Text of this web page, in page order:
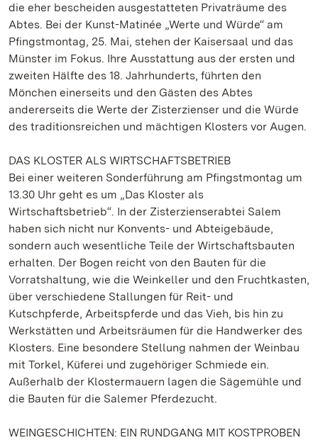
die eher bescheiden ausgestatteten Privaträume des
Abtes. Bei der Kunst-Matinée „Werte und Würde“ am
Pfingstmontag, 25. Mai, stehen der Kaisersaal und das
Münster im Fokus. Ihre Ausstattung aus der ersten und
zweiten Hälfte des 18. Jahrhunderts, führten den
Mönchen einerseits und den Gästen des Abtes
andererseits die Werte der Zisterzienser und die Würde
des traditionsreichen und mächtigen Klosters vor Augen.
DAS KLOSTER ALS WIRTSCHAFTSBETRIEB
Bei einer weiteren Sonderführung am Pfingstmontag um
13.30 Uhr geht es um „Das Kloster als
Wirtschaftsbetrieb“. In der Zisterzienserabtei Salem
haben sich nicht nur Konvents- und Abteigebäude,
sondern auch wesentliche Teile der Wirtschaftsbauten
erhalten. Der Bogen reicht von den Bauten für die
Vorratshaltung, wie die Weinkeller und den Fruchtkasten,
über verschiedene Stallungen für Reit- und
Kutschpferde, Arbeitspferde und das Vieh, bis hin zu
Werkstätten und Arbeitsräumen für die Handwerker des
Klosters. Eine besondere Stellung nahmen der Weinbau
mit Torkel, Küferei und zugehöriger Schmiede ein.
Außerhalb der Klostermauern lagen die Sägemühle und
die Bauten für die Salemer Pferdezucht.
WEINGESCHICHTEN: EIN RUNDGANG MIT KOSTPROBEN